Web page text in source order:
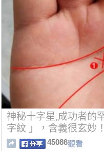
神秘十字星,成功者的
字紋 」，含義很玄妙！
45086觀看